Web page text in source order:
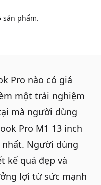
sản phẩm.
Pro nào có giá
một trải nghiệm
mà người dùng
Pro M1 13 inch
Người dùng
kế quá đẹp và
lợi từ sức mạnh